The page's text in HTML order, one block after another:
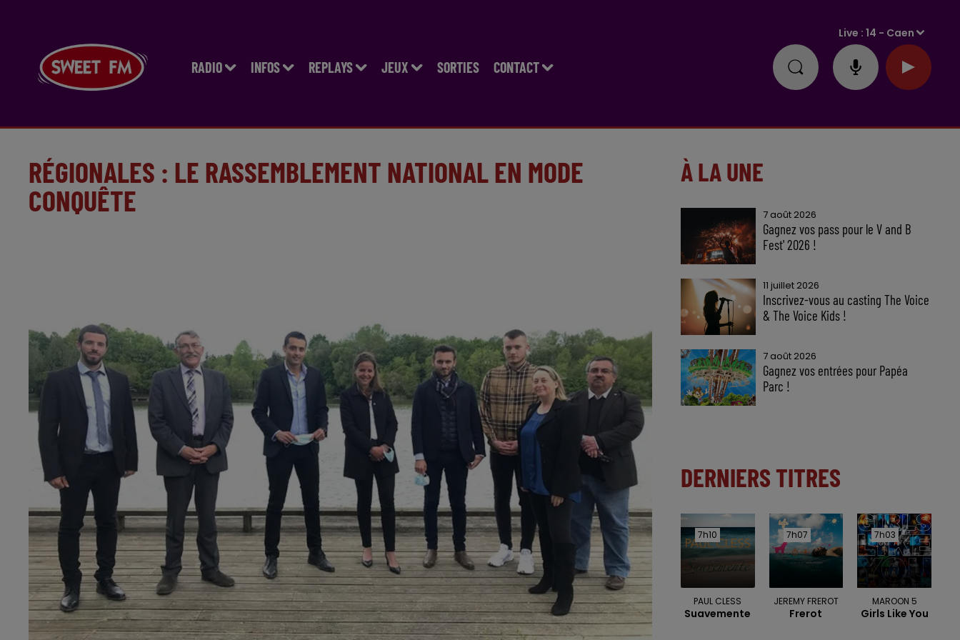
RADIO INFOS REPLAYS JEUX SORTIES CONTACT
Live :14 - Caen
RÉGIONALES : LE RASSEMBLEMENT NATIONAL EN MODE
CONQUÊTE
À LA UNE
7 août 2026
Gagnez vos pass pour le V and B
Fest' 2026 !
11 juillet 2026
Inscrivez-vous au casting The Voice
& The Voice Kids !
7 août 2026
Gagnez vos entrées pour Papéa
Parc !
DERNIERS TITRES
7h10
7h10
PAUL CLESS
Suavemente
7h07
7h07
JEREMY FREROT
Frerot
7h03
7h03
MAROON 5
Girls Like You